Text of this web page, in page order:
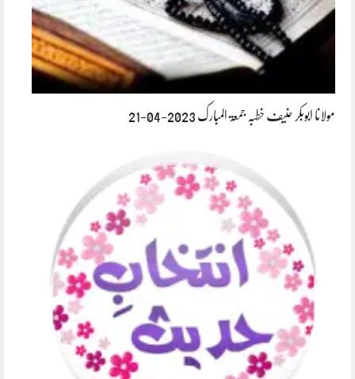
مولانا ابوبکر حنیف خطبہ جمعۃ المبارک 2023-04-21